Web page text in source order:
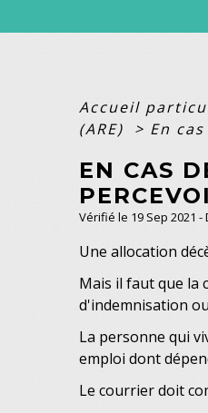
Accueil
(ARE)
> En
EN CAS
Vérifié le 19 Sep 2021
Une allocation
Mais il faut que la
d'indemnisation
La personne qui
emploi dont
Le courrier doit